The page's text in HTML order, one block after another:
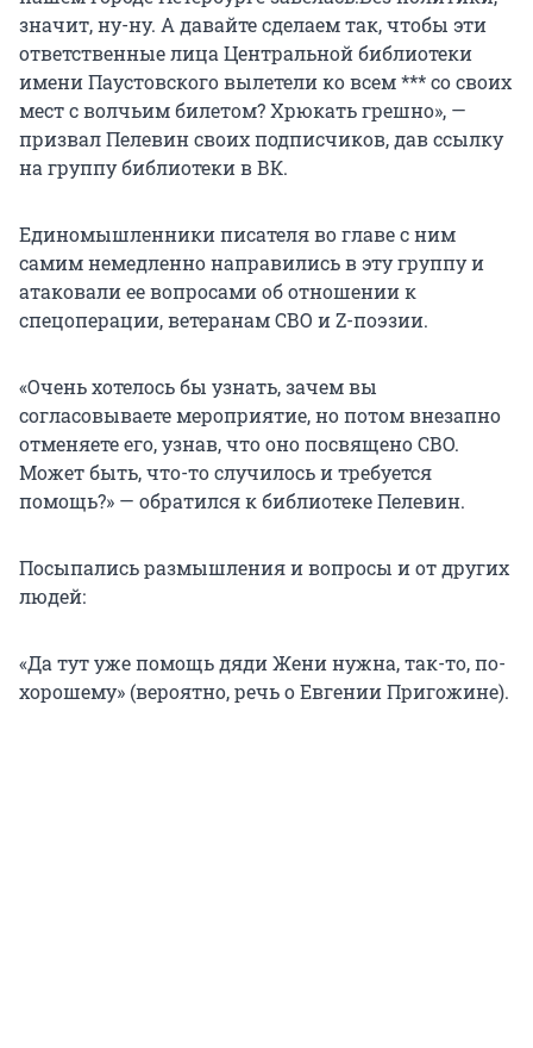
значит, ну-ну. А давайте сделаем так, чтобы эти
ответственные лица Центральной библиотеки
имени Паустовского вылетели ко всем *** со своих
мест с волчьим билетом? Хрюкать грешно», —
призвал Пелевин своих подписчиков, дав ссылку
на группу библиотеки в ВК.
Единомышленники писателя во главе с ним
самим немедленно направились в эту группу и
атаковали ее вопросами об отношении к
спецоперации, ветеранам СВО и Z-поэзии.
«Очень хотелось бы узнать, зачем вы
согласовываете мероприятие, но потом внезапно
отменяете его, узнав, что оно посвящено СВО.
Может быть, что-то случилось и требуется
помощь?» — обратился к библиотеке Пелевин.
Посыпались размышления и вопросы и от других
людей:
«Да тут уже помощь дяди Жени нужна, так-то, по-
хорошему» (вероятно, речь о Евгении Пригожине).